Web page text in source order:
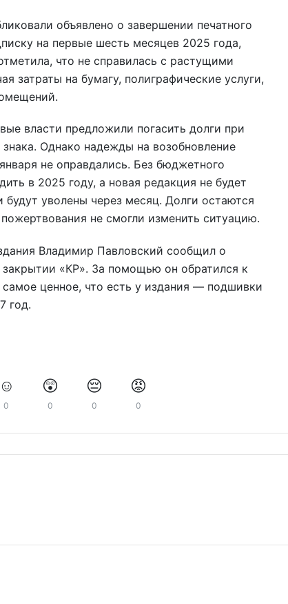
объявлено о завершении печатного
на первые шесть месяцев 2025 года,
что не справилась с растущими
затраты на бумагу, полиграфические услуги,
власти предложили погасить долги при
Однако надежды на возобновление
не оправдались. Без бюджетного
в 2025 году, а новая редакция не будет
уволены через месяц. Долги остаются
не смогли изменить ситуацию.
Владимир Павловский сообщил о
«КР». За помощью он обратился к
ценное, что есть у издания — подшивки
год.
☺️
0
😲
0
😔
0
😡
0